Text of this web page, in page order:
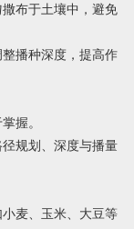
布于土壤中，避免
播种深度，提高作
握。
规划、深度与播量
麦、玉米、大豆等